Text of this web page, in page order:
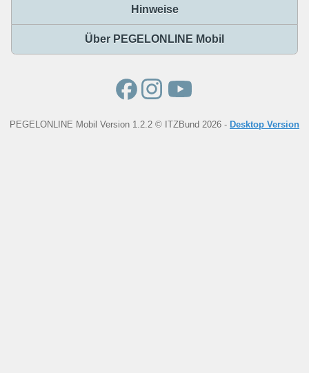
Hinweise
Über PEGELONLINE Mobil
PEGELONLINE Mobil Version 1.2.2 © ITZBund 2026 - Desktop Version